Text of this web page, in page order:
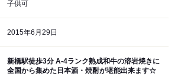
子供可
2015年6月29日
新橋駅徒歩3分 A-4ランク熟成和牛の溶岩焼きに
全国から集めた日本酒・焼酎が堪能出来ます☆